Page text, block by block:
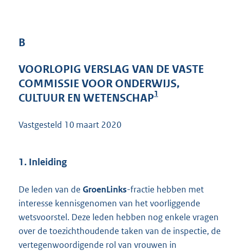
B
VOORLOPIG VERSLAG VAN DE VASTE
COMMISSIE VOOR ONDERWIJS,
CULTUUR EN WETENSCHAP1
Vastgesteld 10 maart 2020
1. Inleiding
De leden van de GroenLinks-fractie hebben met
interesse kennisgenomen van het voorliggende
wetsvoorstel. Deze leden hebben nog enkele vragen
over de toezichthoudende taken van de inspectie, de
vertegenwoordigende rol van vrouwen in